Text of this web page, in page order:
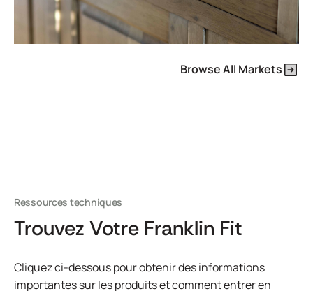
Browse All Markets
Ressources techniques
Trouvez Votre Franklin Fit
Cliquez ci-dessous pour obtenir des informations
importantes sur les produits et comment entrer en